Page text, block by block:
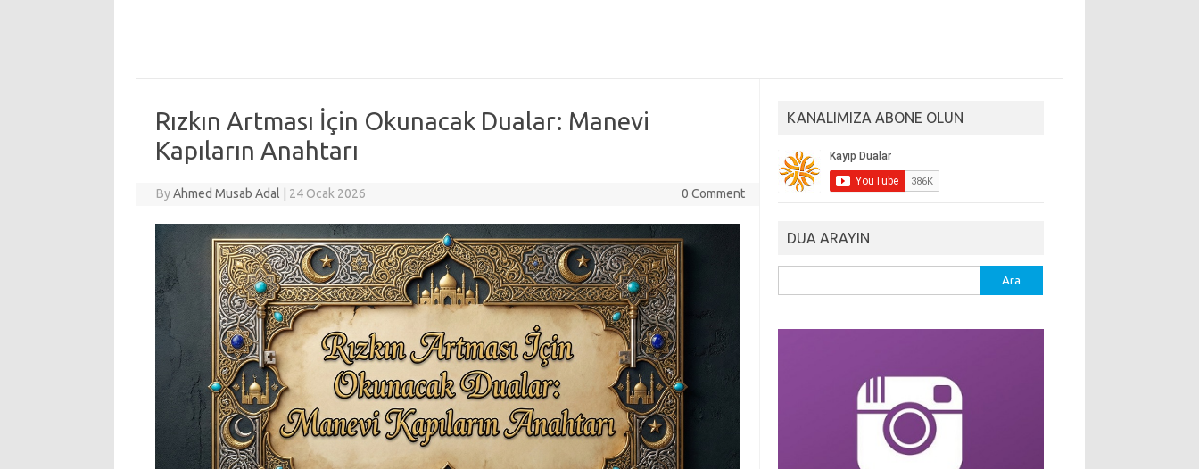
Rızkın Artması İçin Okunacak Dualar: Manevi
Kapıların Anahtarı
ByAhmed Musab Adal 24 Ocak 2026 0 Comment
KANALIMIZA ABONE OLUN
DUA ARAYIN